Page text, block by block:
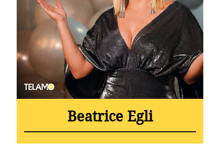
Beatrice Egli